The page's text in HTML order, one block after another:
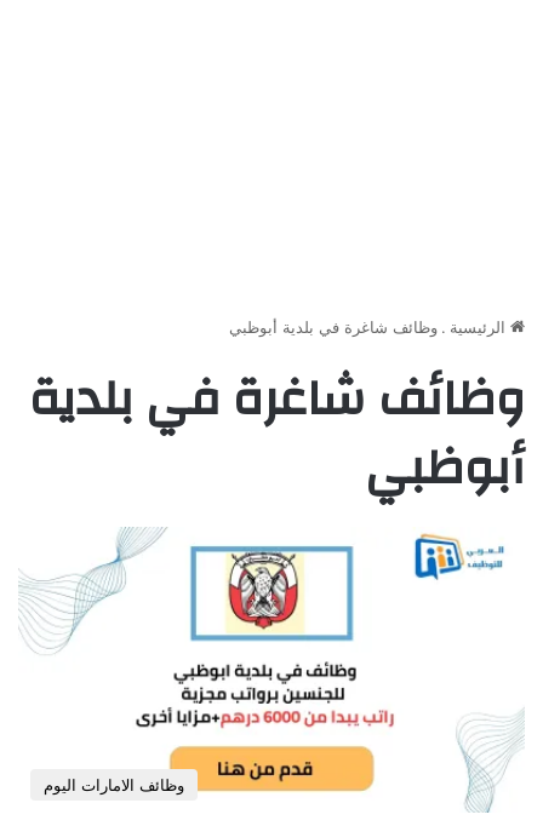
الرئيسية . وظائف شاغرة في بلدية أبوظبي
وظائف شاغرة في بلدية
أبوظبي
وظائف الامارات اليوم